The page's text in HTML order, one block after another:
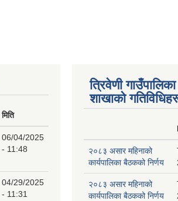
मिति
06/04/2025
- 11:48
04/29/2025
- 11:31
त्रिवेणी गाउँपालिका
शाखाकाे
२०८३ असार महिनाको
कार्यपालिका बैठकको निर्णय
२०८३ असार महिनाको
कार्यपालिका बैठकको निर्णय